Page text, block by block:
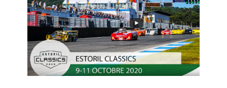
EVÈNEMENTS
CALENDRIER
FOCUS